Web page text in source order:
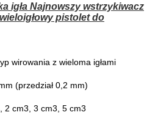
igła Najnowszy wstrzykiwacz
pistolet do
wirowania z wieloma igłami
(przedział 0,2 mm)
2 cm3, 3 cm3, 5 cm3